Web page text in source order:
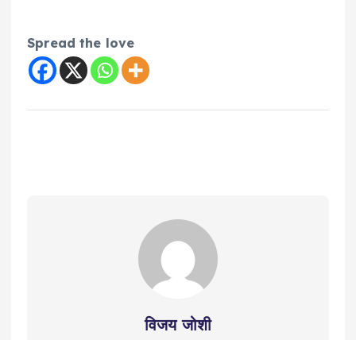
Spread the love
विजय जोशी